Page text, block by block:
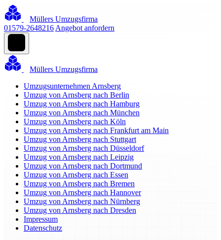
Müllers Umzugsfirma
01579-2648216 Angebot anfordern
Müllers Umzugsfirma
Umzugsunternehmen Arnsberg
Umzug von Arnsberg nach Berlin
Umzug von Arnsberg nach Hamburg
Umzug von Arnsberg nach München
Umzug von Arnsberg nach Köln
Umzug von Arnsberg nach Frankfurt am Main
Umzug von Arnsberg nach Stuttgart
Umzug von Arnsberg nach Düsseldorf
Umzug von Arnsberg nach Leipzig
Umzug von Arnsberg nach Dortmund
Umzug von Arnsberg nach Essen
Umzug von Arnsberg nach Bremen
Umzug von Arnsberg nach Hannover
Umzug von Arnsberg nach Nürnberg
Umzug von Arnsberg nach Dresden
Impressum
Datenschutz